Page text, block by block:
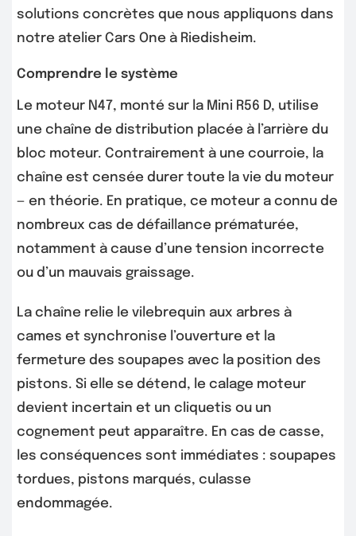
solutions concrètes que nous appliquons dans
notre atelier Cars One à Riedisheim.
Comprendre le système
Le moteur N47, monté sur la Mini R56 D, utilise
une chaîne de distribution placée à l’arrière du
bloc moteur. Contrairement à une courroie, la
chaîne est censée durer toute la vie du moteur
— en théorie. En pratique, ce moteur a connu de
nombreux cas de défaillance prématurée,
notamment à cause d’une tension incorrecte
ou d’un mauvais graissage.
La chaîne relie le vilebrequin aux arbres à
cames et synchronise l’ouverture et la
fermeture des soupapes avec la position des
pistons. Si elle se détend, le calage moteur
devient incertain et un cliquetis ou un
cognement peut apparaître. En cas de casse,
les conséquences sont immédiates : soupapes
tordues, pistons marqués, culasse
endommagée.